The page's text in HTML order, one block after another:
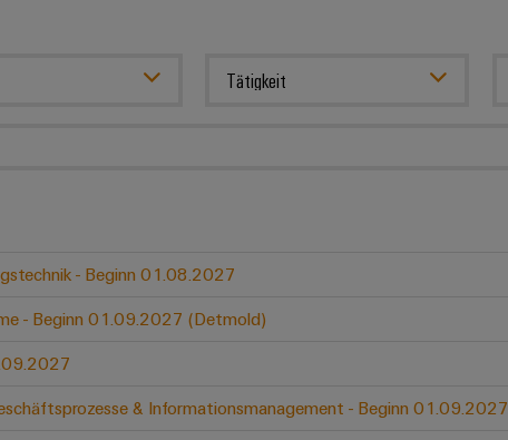
Tätigkeit
- Beginn 01.08.2027
- Beginn 01.09.2027 (Detmold)
& Informationsmanagement - Beginn 01.09.2027